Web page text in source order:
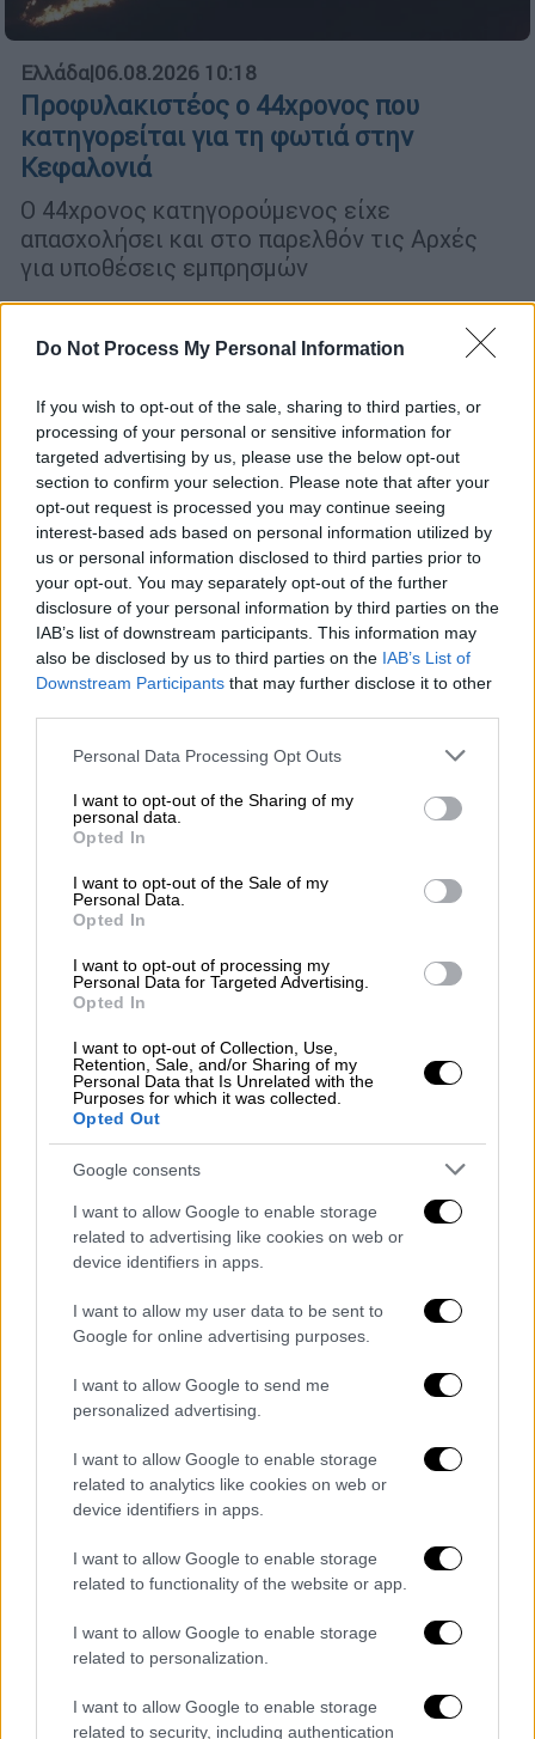
Do Not Process My Personal Information
If you wish to opt-out of the sale, sharing to third parties, or
processing of your personal or sensitive information for
targeted advertising by us, please use the below opt-out
section to confirm your selection. Please note that after your
opt-out request is processed you may continue seeing
interest-based ads based on personal information utilized by
us or personal information disclosed to third parties prior to
your opt-out. You may separately opt-out of the further
disclosure of your personal information by third parties on the
IAB’s list of downstream participants. This information may
also be disclosed by us to third parties on the IAB’s List of
Downstream Participants that may further disclose it to other
Please note that this website/app uses one or more Google
not limited to your visit or usage behaviour. You may click to
grant or deny consent to Google and its third-party tags to
use your data for below specified purposes in below Google
consent section.
Personal Data Processing Opt Outs
I want to opt-out of the Sharing of my
personal data.
Opted In
I want to opt-out of the Sale of my
Personal Data.
Opted In
I want to opt-out of processing my
Personal Data for Targeted Advertising.
Opted In
I want to opt-out of Collection, Use,
Retention, Sale, and/or Sharing of my
Personal Data that Is Unrelated with the
Purposes for which it was collected.
Opted Out
Google consents
I want to allow Google to enable storage
related to advertising like cookies on web or
device identifiers in apps.
I want to allow my user data to be sent to
Google for online advertising purposes.
I want to allow Google to send me
personalized advertising.
I want to allow Google to enable storage
related to analytics like cookies on web or
device identifiers in apps.
I want to allow Google to enable storage
related to functionality of the website or app.
I want to allow Google to enable storage
related to personalization.
I want to allow Google to enable storage
related to security, including authentication
Ελλάδα|06.08.2026 10:18
Προφυλακιστέος ο 44χρονος που
κατηγορείται για τη φωτιά στην
Κεφαλονιά
Ο 44χρονος κατηγορούμενος είχε
απασχολήσει και στο παρελθόν τις Αρχές
για υποθέσεις εμπρησμών
Άρτα: Έκρηξη και φωτιά σε υποσταθμό
της ΔΕΗ - Δεκάδες περιοχές χωρίς
ρεύμα
Προκλήθηκαν πτώσεις καλωδίων, ενώ οι
φλόγες απείλησαν να πάρουν διαστάσεις
Ελλάδα|06.08.2026 07:25
Φωτιά στο Λασίθι: Ήχησε το 112 στους
κατοίκους Ιτάνου και Παλαιοκάστρου
Ισχυρές δυνάμεις της Πυροσβεστικής στο
σημείο